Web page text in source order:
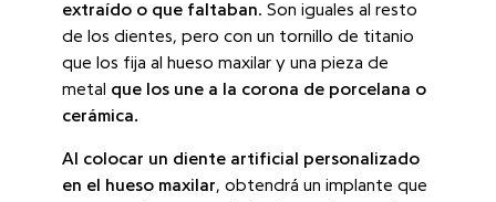
extraído o que faltaban. Son iguales al resto
de los dientes, pero con un tornillo de titanio
que los fija al hueso maxilar y una pieza de
metal que los une a la corona de porcelana o
cerámica.
Al colocar un diente artificial personalizado
en el hueso maxilar, obtendrá un implante que